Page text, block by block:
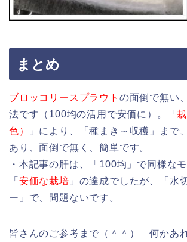
まとめ
ブロッコリースプラウト の面倒で無い
法です（100均の活用で安価に）。「
色）
」により、「種まき～収穫」まで
あり、面倒で無く、簡単です。
・本記事の肝は、「100均」で同様な
「 安価な栽培 」の達成でしたが、「水
ー」で、問題ないです。
皆さんのご参考まで（＾＾） 何かあ